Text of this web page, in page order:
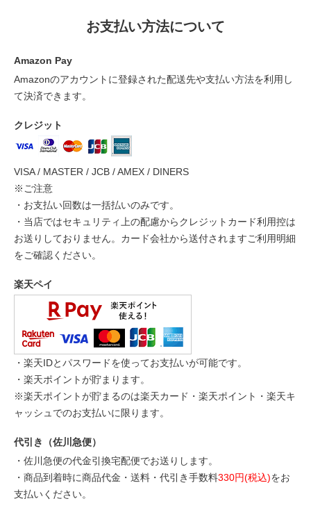
お支払い方法について
Amazon Pay
Amazonのアカウントに登録された配送先や支払い方法を利用し
て決済できます。
クレジット
VISA / MASTER / JCB / AMEX / DINERS
※ご注意
・お支払い回数は一括払いのみです。
・当店ではセキュリティ上の配慮からクレジットカード利用控は
お送りしておりません。カード会社から送付されますご利用明細
をご確認ください。
楽天ペイ
・楽天IDとパスワードを使ってお支払いが可能です。
・楽天ポイントが貯まります。
※楽天ポイントが貯まるのは楽天カード・楽天ポイント・楽天キ
ャッシュでのお支払いに限ります。
代引き（佐川急便）
・佐川急便の代金引換宅配便でお送りします。
・商品到着時に商品代金・送料・代引き手数料330円(税込)をお
支払いください。